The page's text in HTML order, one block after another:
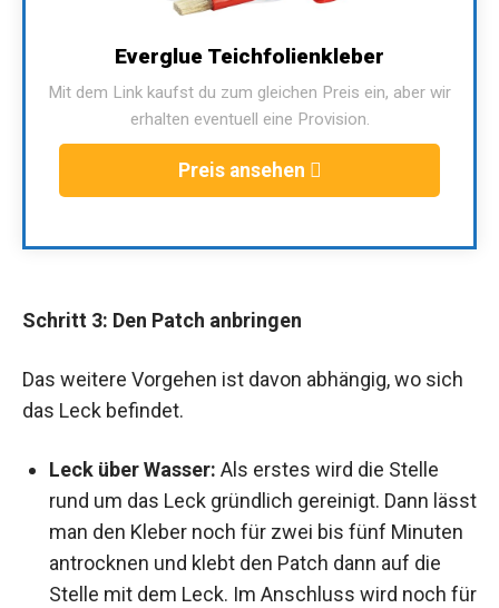
Everglue Teichfolienkleber
Mit dem Link kaufst du zum gleichen Preis ein, aber wir
erhalten eventuell eine Provision.
Preis ansehen
Schritt 3: Den Patch anbringen
Das weitere Vorgehen ist davon abhängig, wo sich
das Leck befindet.
Leck über Wasser: Als erstes wird die Stelle
rund um das Leck gründlich gereinigt. Dann lässt
man den Kleber noch für zwei bis fünf Minuten
antrocknen und klebt den Patch dann auf die
Stelle mit dem Leck. Im Anschluss wird noch für